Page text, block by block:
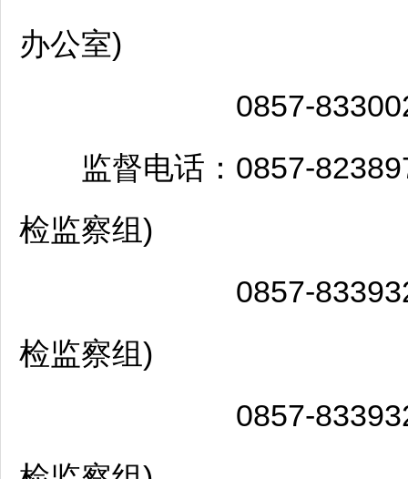
办公室)
0857-
监督电话：0857-
检监察组)
0857-
检监察组)
0857-